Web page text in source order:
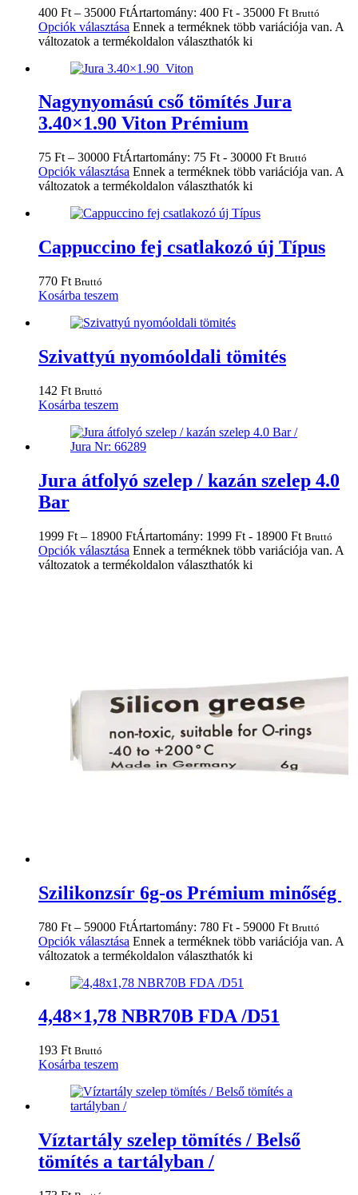
400 Ft – 35000 FtÁrtartomány: 400 Ft - 35000 Ft Bruttó
Opciók választása Ennek a terméknek több variációja van. A
változatok a termékoldalon választhatók ki
Nagynyomású cső tömítés Jura
3.40×1.90 Viton Prémium
75 Ft – 30000 FtÁrtartomány: 75 Ft - 30000 Ft Bruttó
Opciók választása Ennek a terméknek több variációja van. A
változatok a termékoldalon választhatók ki
Cappuccino fej csatlakozó új Típus
770 Ft Bruttó
Kosárba teszem
Szivattyú nyomóoldali tömités
142 Ft Bruttó
Kosárba teszem
Jura átfolyó szelep / kazán szelep 4.0
Bar
1999 Ft – 18900 FtÁrtartomány: 1999 Ft - 18900 Ft Bruttó
Opciók választása Ennek a terméknek több variációja van. A
változatok a termékoldalon választhatók ki
Szilikonzsír 6g-os Prémium minőség
780 Ft – 59000 FtÁrtartomány: 780 Ft - 59000 Ft Bruttó
Opciók választása Ennek a terméknek több variációja van. A
változatok a termékoldalon választhatók ki
4,48×1,78 NBR70B FDA /D51
193 Ft Bruttó
Kosárba teszem
Víztartály szelep tömítés / Belső
tömítés a tartályban /